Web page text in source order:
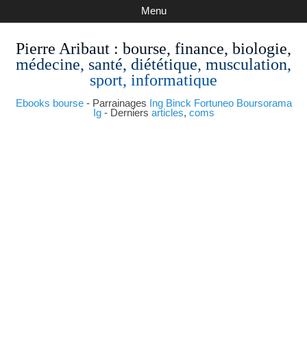
Pierre Aribaut : bourse, finance, biologie,
médecine, santé, diététique, musculation,
sport, informatique
Ebooks bourse- Parrainages Ing Binck Fortuneo Boursorama
Ig- Derniers articles, coms
Menu